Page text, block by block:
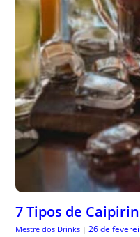
7 Tipos de
Mestre dos Drinks | 26 de